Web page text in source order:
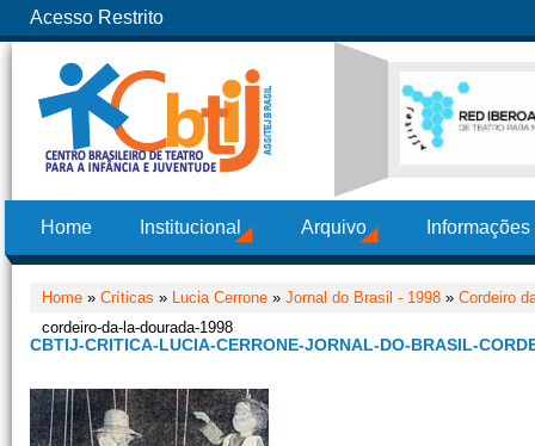
Acesso Restrito
Home Institucional Arquivo
Home » Críticas » Lucia Cerrone » Jornal do Brasil - 1998 » Cordeiro
cordeiro-da-la-dourada-1998
CBTIJ-CRITICA-LUCIA-CERRONE-JORNAL-DO-BRASIL-